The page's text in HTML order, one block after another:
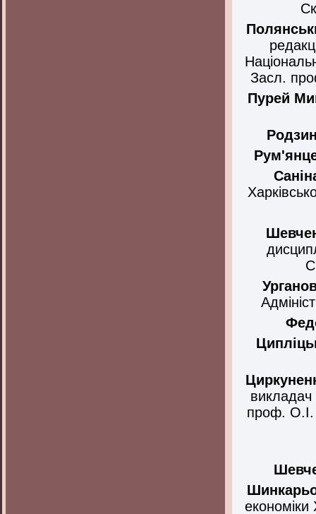
Засл.
Пурей
викладач
проф. О.І.
економіки